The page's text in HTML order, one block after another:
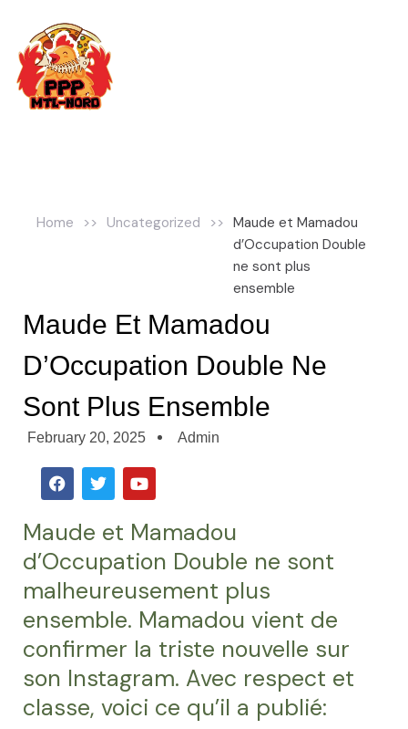
content
Home >> Uncategorized >> Maude et Mamadou
d’Occupation Double
ne sont plus
ensemble
Maude Et Mamadou
D’Occupation Double Ne
Sont Plus Ensemble
February 20, 2025 Admin
F
a
c
e
b
o
o
k
T
w
i
t
e
r
Y
o
u
t
u
b
e
Maude et Mamadou
d’Occupation Double ne sont
malheureusement plus
ensemble. Mamadou vient de
confirmer la triste nouvelle sur
son Instagram. Avec respect et
classe, voici ce qu’il a publié: